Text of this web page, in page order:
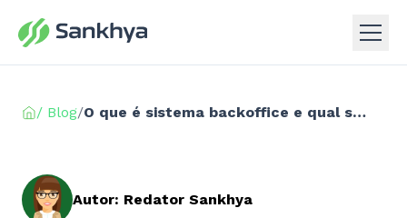
/ Blog/ O que é sistema backoffice e qual sua importância?
Autor: Redator Sankhya